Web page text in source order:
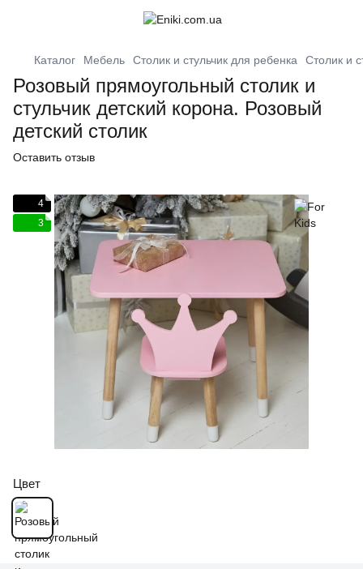
Каталог Мебель Столик и стульчик для ребенка Столик и
Розовый прямоугольный столик и
стульчик детский корона. Розовый
детский столик
Оставить отзыв
4
3
Цвет